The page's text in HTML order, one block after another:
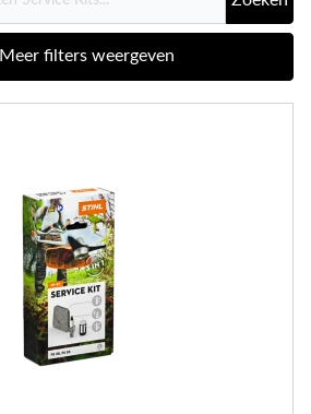
Meer filters weergeven